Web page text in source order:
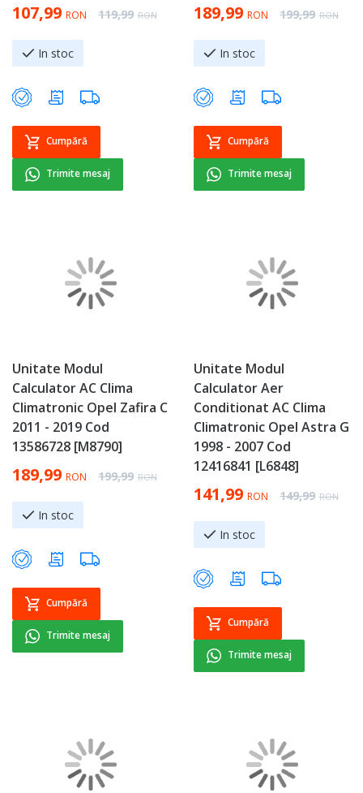
Special Price
107,99 RON Regular Price
119,99 RON
In stoc
Cumpără
Trimite mesaj
Special Price
189,99 RON Regular Price
199,99 RON
In stoc
Cumpără
Trimite mesaj
Unitate Modul
Calculator AC Clima
Climatronic Opel Zafira C
2011 - 2019 Cod
13586728 [M8790]
Special Price
189,99 RON Regular Price
199,99 RON
In stoc
Cumpără
Trimite mesaj
Unitate Modul
Calculator Aer
Conditionat AC Clima
Climatronic Opel Astra G
1998 - 2007 Cod
12416841 [L6848]
Special Price
141,99 RON Regular Price
149,99 RON
In stoc
Cumpără
Trimite mesaj